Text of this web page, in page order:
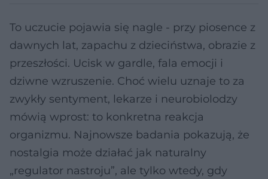
To uczucie pojawia się nagle - przy piosence z
dawnych lat, zapachu z dzieciństwa, obrazie z
przeszłości. Ucisk w gardle, fala emocji i
dziwne wzruszenie. Choć wielu uznaje to za
zwykły sentyment, lekarze i neurobiolodzy
mówią wprost: to konkretna reakcja
organizmu. Najnowsze badania pokazują, że
nostalgia może działać jak naturalny
„regulator nastroju”, ale tylko wtedy, gdy